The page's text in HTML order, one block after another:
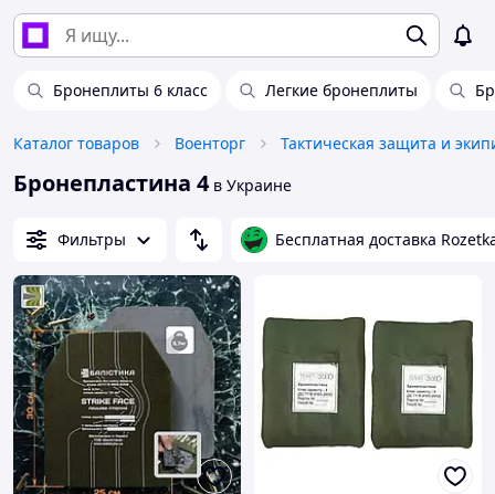
Бронеплиты 6 класс Легкие бронеплиты
Каталог товаров Военторг Тактическая защита и
Бронепластина 4 в Украине
Фильтры Бесплатная доставка